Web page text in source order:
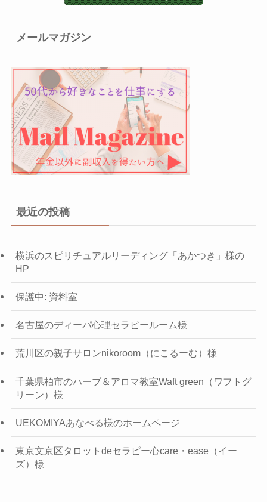
メールマガジン
最近の投稿
横浜のスピリチュアルリーディング「あかつき」様の
HP
保護中: 資料室
名古屋のディーパ心理セラピールーム様
荒川区の親子サロンnikoroom（にこるーむ）様
千葉県柏市のハーブ＆アロマ教室Waft green（ワフトグ
リーン）様
UEKOMIYAあなべる様のホームページ
東京文京区タロットdeセラピー心care・ease（イー
ズ）様